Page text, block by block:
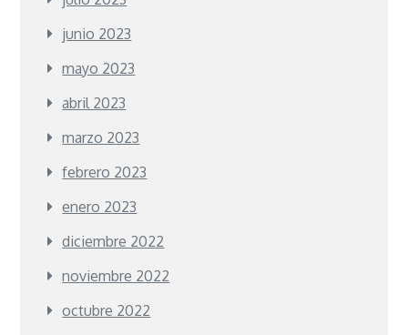
junio 2023
mayo 2023
abril 2023
marzo 2023
febrero 2023
enero 2023
diciembre 2022
noviembre 2022
octubre 2022